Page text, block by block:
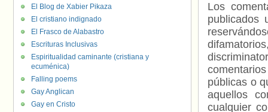
Los
publicados
públicas o
aquellos
cualquier
El Blog de Xabier Pikaza
El cristiano indignado
El Frasco de Alabastro
Escrituras Inclusivas
Espiritualidad caminante (cristiana y
ecuménica)
Falling poems
Gay Anglican
Gay en Cristo